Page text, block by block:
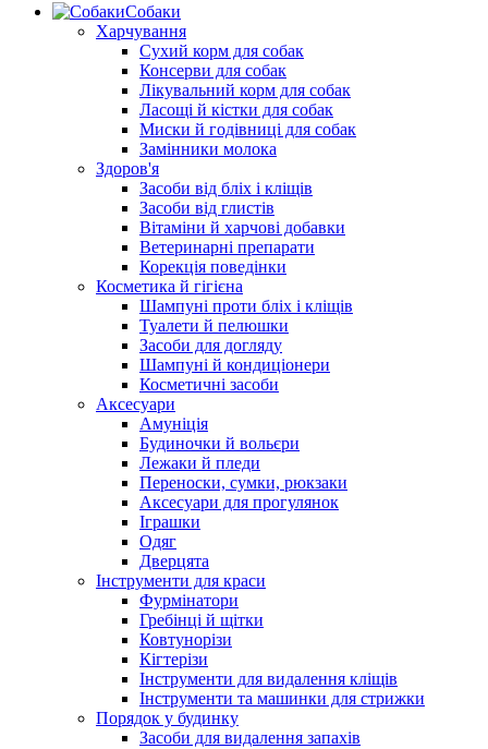
Собаки
Харчування
Сухий корм для собак
Консерви для собак
Лікувальний корм для собак
Ласощі й кістки для собак
Миски й годівниці для собак
Замінники молока
Здоров'я
Засоби від бліх і кліщів
Засоби від глистів
Вітаміни й харчові добавки
Ветеринарні препарати
Корекція поведінки
Косметика й гігієна
Шампуні проти бліх і кліщів
Туалети й пелюшки
Засоби для догляду
Шампуні й кондиціонери
Косметичні засоби
Аксесуари
Амуніція
Будиночки й вольєри
Лежаки й пледи
Переноски, сумки, рюкзаки
Аксесуари для прогулянок
Іграшки
Одяг
Дверцята
Інструменти для краси
Фурмінатори
Гребінці й щітки
Ковтунорізи
Кігтерізи
Інструменти для видалення кліщів
Інструменти та машинки для стрижки
Порядок у будинку
Засоби для видалення запахів